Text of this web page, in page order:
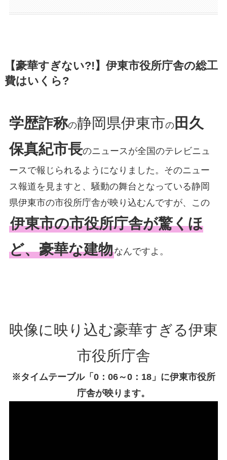
【豪華すぎない?!】伊東市役所庁舎の総工
費はいくら?
学歴詐称の静岡県伊東市の田久
保真紀市長のニュースが全国のテレビニュ
ースで報じられるようになりました。そのニュー
ス報道を見ますと、騒動の舞台となっている静岡
県伊東市の市役所庁舎が映り込むんですが、この
伊東市の市役所庁舎が驚くほ
ど、豪華な建物なんですよ。
映像に映り込む豪華すぎる伊東
市役所庁舎
※タイムテーブル「0：06～0：18」に伊東市役所
庁舎が映ります。